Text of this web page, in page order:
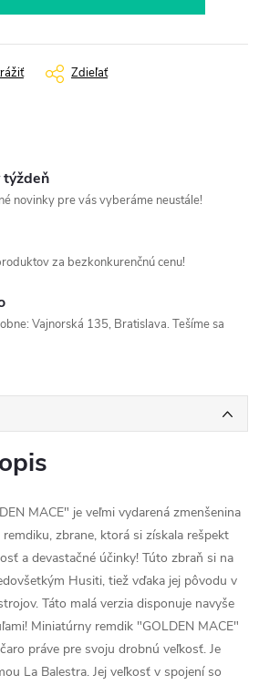
Zdieľať
týždeň
novinky pre vás vyberáme neustále!
za bezkonkurenčnú cenu!
Vajnorská 135, Bratislava. Tešíme sa
MACE" je veľmi vydarená zmenšenina
zbrane, ktorá si získala rešpekt
a devastačné účinky! Túto zbraň si na
Husiti, tiež vďaka jej pôvodu v
Táto malá verzia disponuje navyše
Miniatúrny remdik "GOLDEN MACE"
práve pre svoju drobnú veľkosť. Je
La Balestra. Jej veľkosť v spojení so